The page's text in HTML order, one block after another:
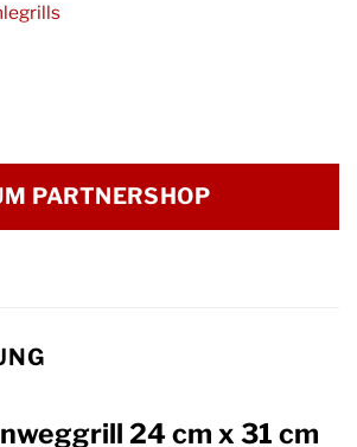
PARTNERSHOP
24 cm x 31 cm